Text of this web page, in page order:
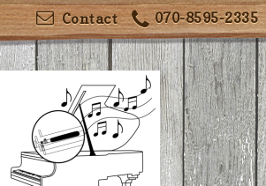
070-8595-2335
Contact